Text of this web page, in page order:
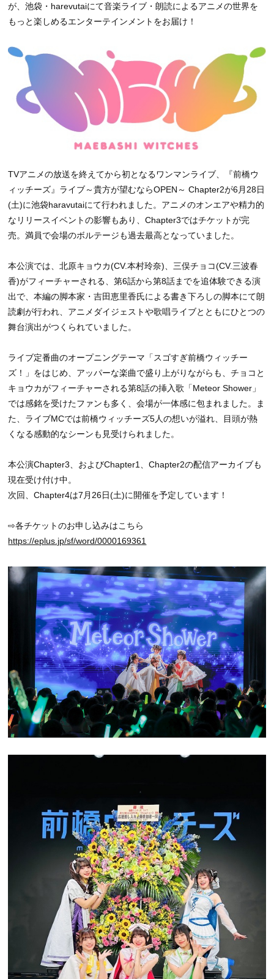
が、池袋・harevutaiにて音楽ライブ・朗読によるアニメの世界を
もっと楽しめるエンターテインメントをお届け！
TVアニメの放送を終えてから初となるワンマンライブ、『前橋ウ
ィッチーズ』ライブ～貴方が望むならOPEN～ Chapter2が6月28日
(土)に池袋haravutaiにて行われました。アニメのオンエアや精力的
なリリースイベントの影響もあり、Chapter3ではチケットが完
売。満員で会場のボルテージも過去最高となっていました。
本公演では、北原キョウカ(CV.本村玲奈)、三俣チョコ(CV.三波春
香)がフィーチャーされる、第6話から第8話までを追体験できる演
出で、本編の脚本家・吉田恵里香氏による書き下ろしの脚本にて朗
読劇が行われ、アニメダイジェストや歌唱ライブとともにひとつの
舞台演出がつくられていました。
ライブ定番曲のオープニングテーマ「スゴすぎ前橋ウィッチー
ズ！」をはじめ、アッパーな楽曲で盛り上がりながらも、チョコと
キョウカがフィーチャーされる第8話の挿入歌「Meteor Shower」
では感銘を受けたファンも多く、会場が一体感に包まれました。ま
た、ライブMCでは前橋ウィッチーズ5人の想いが溢れ、目頭が熱
くなる感動的なシーンも見受けられました。
本公演Chapter3、およびChapter1、Chapter2の配信アーカイブも
現在受け付け中。
次回、Chapter4は7月26日(土)に開催を予定しています！
⇨各チケットのお申し込みはこちら
https://eplus.jp/sf/word/0000169361